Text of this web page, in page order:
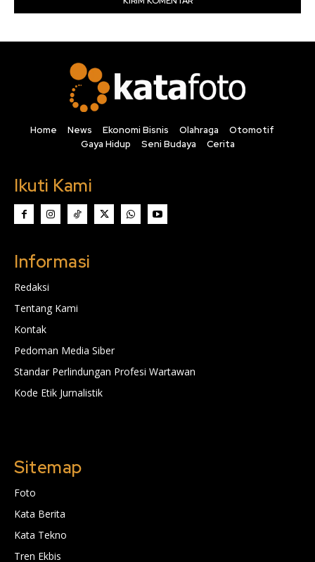
Home News Ekonomi Bisnis Olahraga
Otomotif
Gaya Hidup
Seni Budaya Cerita
Ikuti Kami
Informasi
Redaksi
Tentang Kami
Kontak
Pedoman Media Siber
Standar Perlindungan Profesi Wartawan
Kode Etik Jurnalistik
Sitemap
Foto
Kata Berita
Kata Tekno
Tren Ekbis